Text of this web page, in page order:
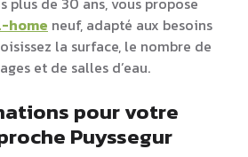
home neuf, adapté aux besoins
la surface, le nombre de
et de salles d’eau.
pour votre
Puyssegur